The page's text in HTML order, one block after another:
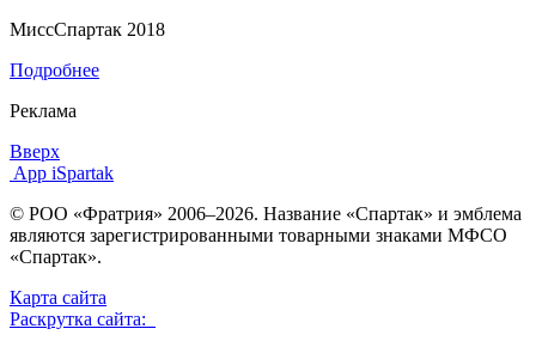
МиссСпартак 2018
Подробнее
Реклама
Вверх
App iSpartak
© РОО «Фратрия» 2006–2026. Название «Спартак» и эмблема
являются зарегистрированными товарными знаками МФСО
«Спартак».
Карта сайта
Раскрутка сайта: